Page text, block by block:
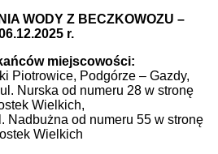
WODY Z BECZKOWOZU –
r.
miejscowości:
Piotrowice, Podgórze – Gazdy,
Nurska od numeru 28 w stronę
Wielkich,
Nadbużna od numeru 55 w stronę
Wielkich